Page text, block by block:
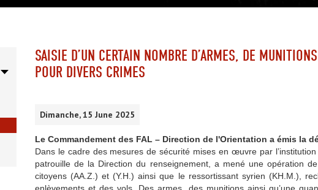
SAISIE D’UN CERTAIN NOMBRE D’ARMES, DE
POUR DIVERS CRIMES
Dimanche, 15 June 2025
Le Commandement des FAL – Direction de l'Orientation a émis la
Dans le cadre des mesures de sécurité mises en œuvre par
patrouille de la Direction du renseignement, a mené une opération
citoyens (AA.Z.) et (Y.H.) ainsi que le ressortissant syrien (KH.M.),